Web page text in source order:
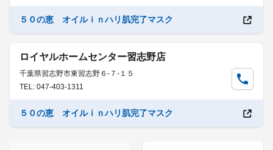
５０の恵 オイルｉｎハリ肌完了マスク
ロイヤルホームセンター習志野店
千葉県習志野市東習志野６-７-１５
TEL: 047-403-1311
５０の恵 オイルｉｎハリ肌完了マスク